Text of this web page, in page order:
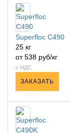
Superfloc С490
25 кг
от 538 руб/кг
с НДС
ЗАКАЗАТЬ